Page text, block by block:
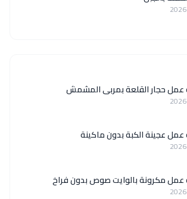
عمل حجار القلعة بمربى المشمش
عجينة الكبة بدون ماكينة
مكرونة بالوايت صوص بدون فراخ